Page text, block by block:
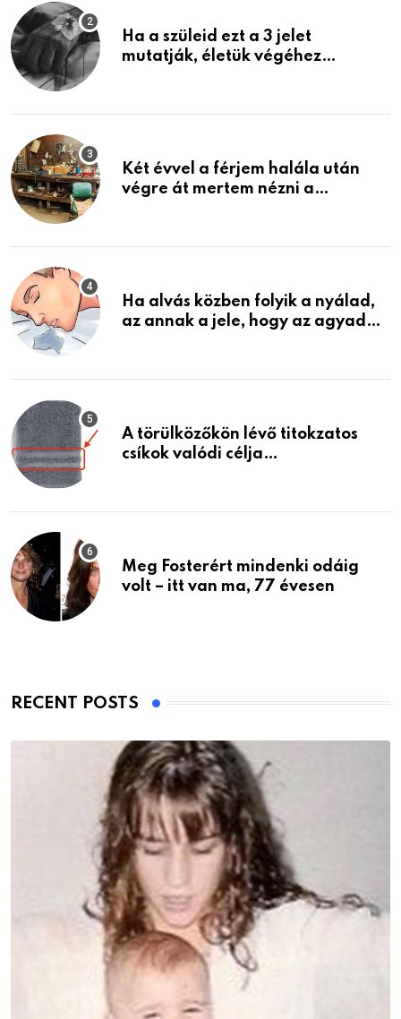
Ha a szüleid ezt a 3 jelet
mutatják, életük végéhez
Két évvel a férjem halála után
végre át mertem nézni a
életemet
Ha alvás közben folyik a nyálad,
az annak a jele, hogy az agyad…
A törülközőkön lévő titokzatos
csíkok valódi célja…
Meg Fosterért mindenki odáig
volt – itt van ma, 77 évesen
RECENT POSTS